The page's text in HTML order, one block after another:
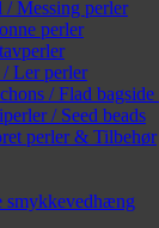
/ Messing perler
perler
Ler perler
/ Flad bagside
/ Seed beads
perler & Tilbehør
smykkevedhæng